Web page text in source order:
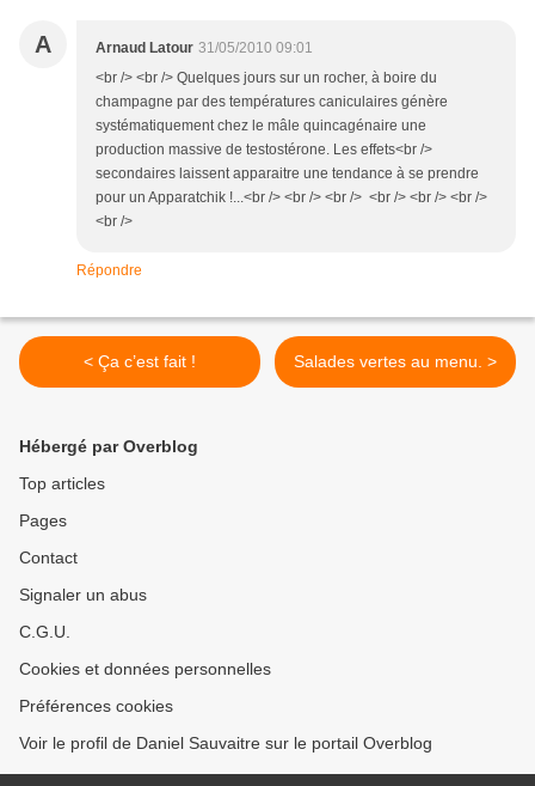
A Arnaud Latour 31/05/2010 09:01
<br /> <br /> Quelques jours sur un rocher, à boire du
champagne par des températures caniculaires génère
systématiquement chez le mâle quincagénaire une
production massive de testostérone. Les effets<br />
secondaires laissent apparaitre une tendance à se prendre
pour un Apparatchik !...<br /> <br /> <br /> <br /> <br /> <br />
<br />
Répondre
< Ça c’est fait ! Salades vertes au menu. >
Hébergé par Overblog
Top articles
Pages
Contact
Signaler un abus
C.G.U.
Cookies et données personnelles
Préférences cookies
Voir le profil de Daniel Sauvaitre sur le portail Overblog